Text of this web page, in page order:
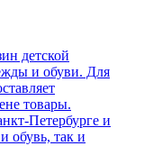
детской
и обуви. Для
товары.
Петербурге и
обувь, так и